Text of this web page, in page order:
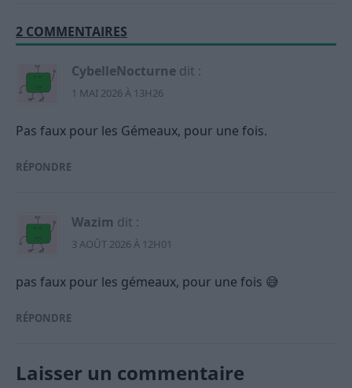
2 COMMENTAIRES
CybelleNocturne dit :
1 MAI 2026 À 13H26
Pas faux pour les Gémeaux, pour une fois.
RÉPONDRE
Wazim dit :
3 AOÛT 2026 À 12H01
pas faux pour les gémeaux, pour une fois 😅
RÉPONDRE
Laisser un commentaire